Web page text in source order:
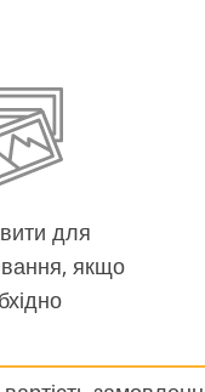
для
якщо